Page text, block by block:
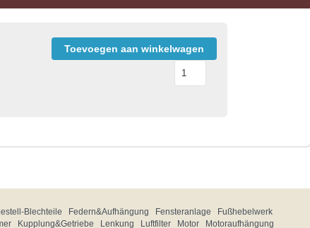
Toevoegen aan winkelwagen
Blechteile Federn&Aufhängung Fensteranlage
Fußhebelwerk
Kupplung&Getriebe Lenkung Luftfilter Motor
Motoraufhängung